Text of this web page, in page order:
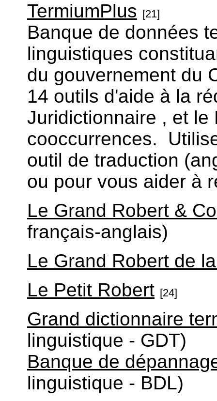
TermiumPlus
[21]
Banque de données
linguistiques
du gouvernement du
14 outils d'aide à la
Juridictionnaire , et le
cooccurrences.
outil de traduction
ou pour vous aider à
Le Grand Robert &
français-anglais)
Le Grand Robert de
Le Petit Robert [24]
Grand dictionnaire
linguistique - GDT)
Banque de
linguistique - BDL)